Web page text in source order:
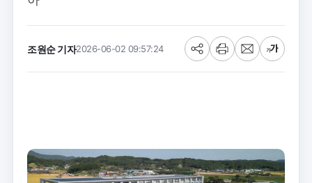
조원순 기자2026-06-02 09:57:24
공
유
프
린
메
일
글
씨